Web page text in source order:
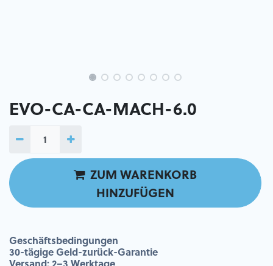
EVO-CA-CA-MACH-6.0
ZUM WARENKORB
HINZUFÜGEN
Geschäftsbedingungen
30-tägige Geld-zurück-Garantie